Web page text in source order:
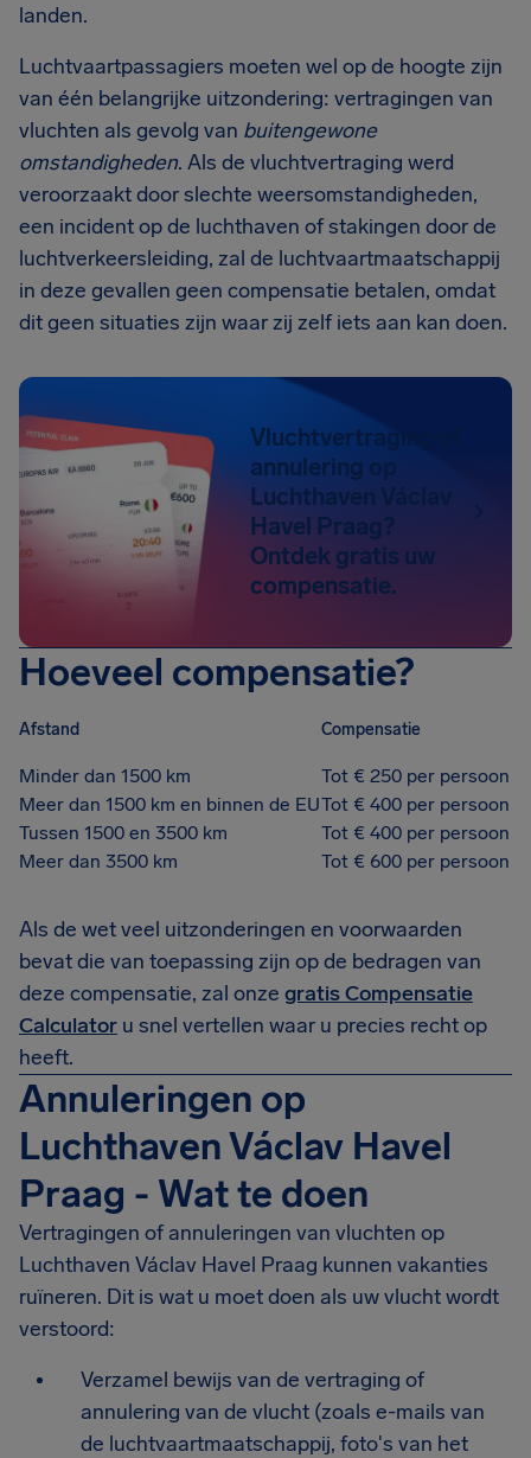
landen.
Luchtvaartpassagiers moeten wel op de hoogte zijn
van één belangrijke uitzondering: vertragingen van
vluchten als gevolg van buitengewone
omstandigheden. Als de vluchtvertraging werd
veroorzaakt door slechte weersomstandigheden,
een incident op de luchthaven of stakingen door de
luchtverkeersleiding, zal de luchtvaartmaatschappij
in deze gevallen geen compensatie betalen, omdat
dit geen situaties zijn waar zij zelf iets aan kan doen.
Vluchtvertraging of
annulering op
Luchthaven Václav
Havel Praag?
Ontdek gratis uw
compensatie.
Hoeveel compensatie?
Afstand Compensatie
Minder dan 1500 km
Tot € 250 per persoon
Meer dan 1500 km en binnen de EUTot € 400 per persoon
Tussen 1500 en 3500 km
Tot € 400 per persoon
Meer dan 3500 km
Tot € 600 per persoon
Als de wet veel uitzonderingen en voorwaarden
bevat die van toepassing zijn op de bedragen van
deze compensatie, zal onze gratis Compensatie
Calculator u snel vertellen waar u precies recht op
heeft.
Annuleringen op
Luchthaven Václav Havel
Praag - Wat te doen
Vertragingen of annuleringen van vluchten op
Luchthaven Václav Havel Praag kunnen vakanties
ruïneren. Dit is wat u moet doen als uw vlucht wordt
verstoord:
Verzamel bewijs van de vertraging of
annulering van de vlucht (zoals e-mails van
de luchtvaartmaatschappij, foto's van het